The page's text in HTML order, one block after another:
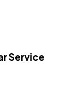
Service